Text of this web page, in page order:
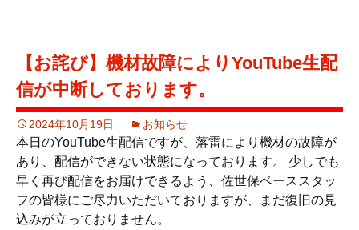
【お詫び】機材故障によりYouTube生配
信が中断しております。
2024年10月19日 お知らせ
本日のYouTube生配信ですが、落雷により機材の故障が
あり、配信ができない状態になっております。 少しでも
早く再び配信をお届けできるよう、佐世保ベーススタッ
フの皆様にご尽力いただいておりますが、まだ復旧の見
込みが立っておりません。